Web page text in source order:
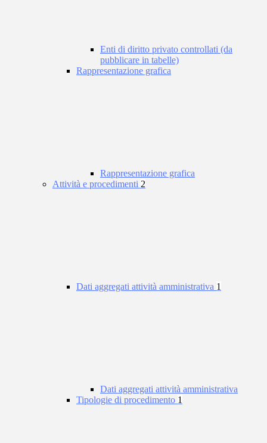
Enti di diritto privato controllati (da
pubblicare in tabelle)
Rappresentazione grafica
Rappresentazione grafica
Attività e procedimenti 2
Dati aggregati attività amministrativa 1
Dati aggregati attività amministrativa
Tipologie di procedimento 1